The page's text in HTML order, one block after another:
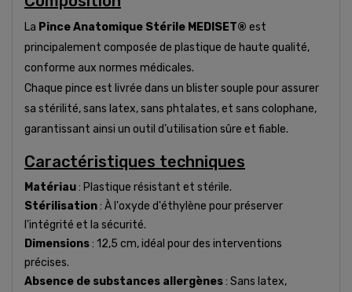
La Pince Anatomique Stérile MEDISET® est
principalement composée de plastique de haute qualité,
conforme aux normes médicales.
Chaque pince est livrée dans un blister souple pour assurer
sa stérilité, sans latex, sans phtalates, et sans colophane,
garantissant ainsi un outil d’utilisation sûre et fiable.
Caractéristiques techniques
Matériau: Plastique résistant et stérile.
Stérilisation: À l'oxyde d'éthylène pour préserver
l'intégrité et la sécurité.
Dimensions: 12,5 cm, idéal pour des interventions
précises.
Absence de substances allergènes: Sans latex,